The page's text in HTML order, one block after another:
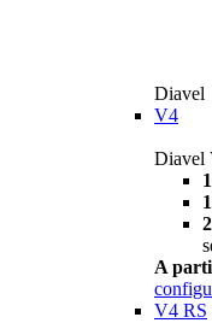
Diavel
V4
Diavel
A
V4 RS